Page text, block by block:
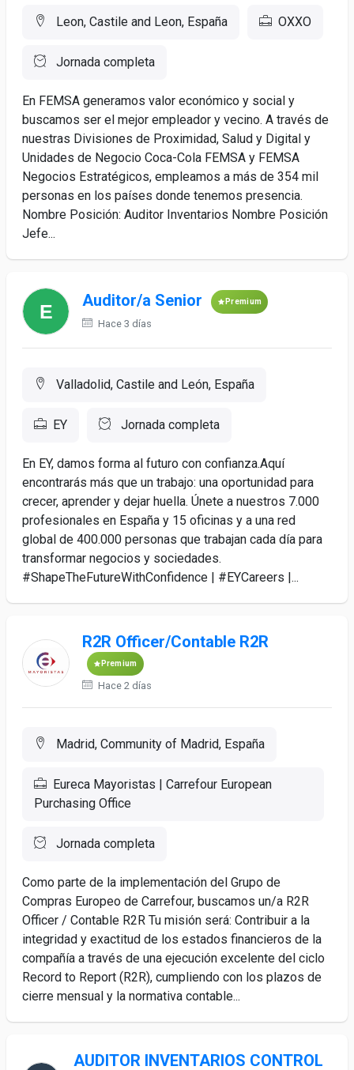
Leon, Castile and Leon, España OXXO
Jornada completa
En FEMSA generamos valor económico y social y
buscamos ser el mejor empleador y vecino. A través de
nuestras Divisiones de Proximidad, Salud y Digital y
Unidades de Negocio Coca-Cola FEMSA y FEMSA
Negocios Estratégicos, empleamos a más de 354 mil
personas en los países donde tenemos presencia.
Nombre Posición: Auditor Inventarios Nombre Posición
Jefe...
Auditor/a Senior Premium
Hace 3 días
Valladolid, Castile and León, España
EY Jornada completa
En EY, damos forma al futuro con confianza.Aquí
encontrarás más que un trabajo: una oportunidad para
crecer, aprender y dejar huella. Únete a nuestros 7.000
profesionales en España y 15 oficinas y a una red
global de 400.000 personas que trabajan cada día para
transformar negocios y sociedades.
#ShapeTheFutureWithConfidence | #EYCareers |...
R2R Officer/Contable R2R
Premium
Hace 2 días
Madrid, Community of Madrid, España
Eureca Mayoristas | Carrefour European
Purchasing Office
Jornada completa
Como parte de la implementación del Grupo de
Compras Europeo de Carrefour, buscamos un/a R2R
Officer / Contable R2R Tu misión será: Contribuir a la
integridad y exactitud de los estados financieros de la
compañía a través de una ejecución excelente del ciclo
Record to Report (R2R), cumpliendo con los plazos de
cierre mensual y la normativa contable...
AUDITOR INVENTARIOS CONTROL